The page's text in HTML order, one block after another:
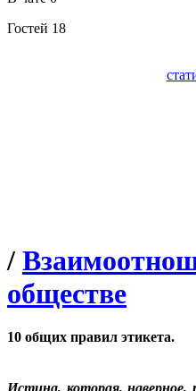
Гостей 18
/
обществе
10 общих правил этикета.